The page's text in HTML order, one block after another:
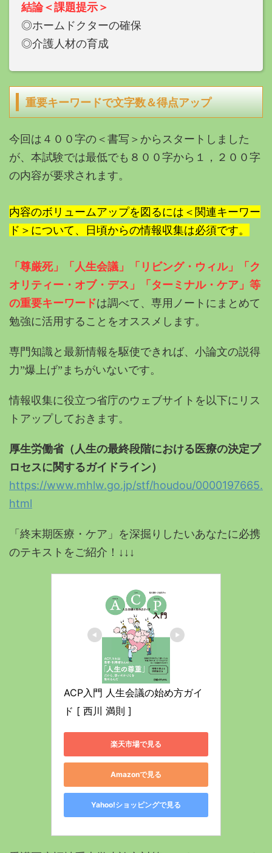
結論＜課題提示＞
◎ホームドクターの確保
◎介護人材の育成
重要キーワードで文字数＆得点アップ
今回は４００字の＜書写＞からスタートしました
が、本試験では最低でも８００字から１，２００字
の内容が要求されます。
内容のボリュームアップを図るには＜関連キーワー
ド＞について、日頃からの情報収集は必須です。
「尊厳死」「人生会議」「リビング・ウィル」「ク
オリティー・オブ・デス」「ターミナル・ケア」等
の重要キーワードは調べて、専用ノートにまとめて
勉強に活用することをオススメします。
専門知識と最新情報を駆使できれば、小論文の説得
力”爆上げ”まちがいないです。
情報収集に役立つ省庁のウェブサイトを以下にリス
トアップしておきます。
厚生労働省（人生の最終段階における医療の決定プ
ロセスに関するガイドライン）
https://www.mhlw.go.jp/stf/houdou/0000197665.
html
「終末期医療・ケア」を深掘りしたいあなたに必携
のテキストをご紹介！↓↓↓
ACP入門 人生会議の始め方ガイ
ド [ 西川 満則 ]
楽天市場で見る
Amazonで見る
Yahoo!ショッピングで見る